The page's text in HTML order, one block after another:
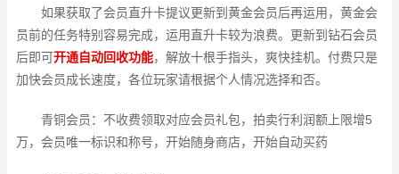
如果获取了会员直升卡提议更新到黄金会员后再运用，黄金会
员前的任务特别容易完成，运用直升卡较为浪费。更新到钻石会员
后即可开通自动回收功能，解放十根手指头，爽快挂机。付费只是
加快会员成长速度，各位玩家请根据个人情况选择和否。
青铜会员：不收费领取对应会员礼包，拍卖行利润额上限增5
万，会员唯一标识和称号，开始随身商店，开始自动买药